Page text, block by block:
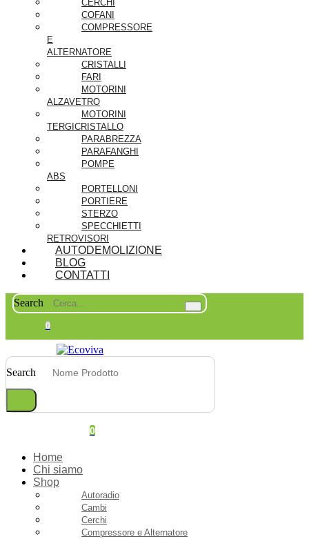
CERCHI
COFANI
COMPRESSORE
E
ALTERNATORE
CRISTALLI
FARI
MOTORINI
ALZAVETRO
MOTORINI
TERGICRISTALLO
PARABREZZA
PARAFANGHI
POMPE
ABS
PORTELLONI
PORTIERE
STERZO
SPECCHIETTI
RETROVISORI
AUTODEMOLIZIONE
BLOG
CONTATTI
Search
0
Search
0
Home
Chi siamo
Shop
Autoradio
Cambi
Cerchi
Compressore e Alternatore